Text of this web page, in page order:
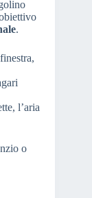
.
l’aria
o